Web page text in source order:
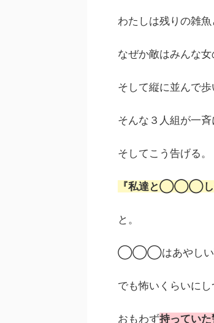
わたしは残りの雑魚
なぜか敵はみんな女
そして縦に並んで歩
そんな３人組が一
そしてこう告げる。
『私達と◯◯◯し
と。
◯◯◯はあやしい言
でも怖いくらいにし
おもわず持っていた